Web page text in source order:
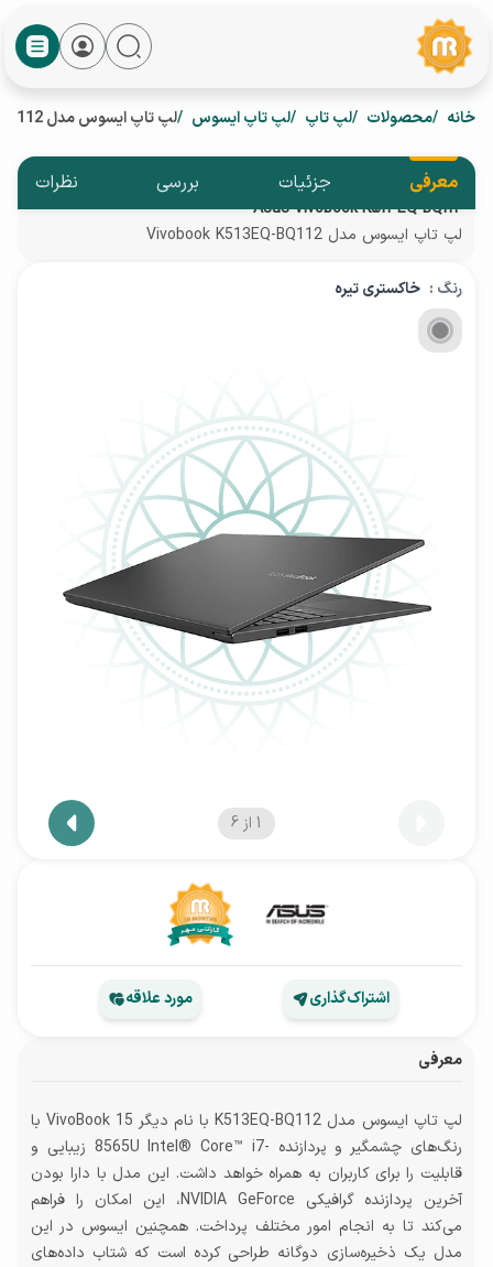
خانه محصولات لپ تاپ لپ تاپ ایسوس لپ تاپ ایسوس مدل Vivobook K513EQ-BQ112
معرفی جزئیات بررسی نظرات
Asus Vivobook K513EQ-BQ112
لپ تاپ ایسوس مدل Vivobook K513EQ-BQ112
رنگ : خاکستری تیره
1 از 6
اشتراک‌گذاری مورد علاقه
معرفی
لپ‎ تاپ ایسوس مدل K513EQ-BQ112 با نام دیگر VivoBook 15 با
رنگ‌های چشمگیر و پردازنده -8565U Intel® Core™ i7 زیبایی و
قابلیت را برای کاربران به همراه خواهد داشت. این مدل با دارا بودن
آخرین پردازنده گرافیکی NVIDIA GeForce، این امکان را فراهم
می‌کند تا به انجام امور مختلف پرداخت. همچنین ایسوس در این
مدل یک ذخیره‌سازی دوگانه طراحی کرده است که شتاب داده‌های